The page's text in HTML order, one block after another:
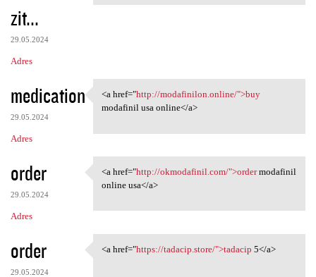
zit...
29.05.2024
Adres
medication
29.05.2024
Adres
<a href="http://modafinilon
<a href="http://modafinilon.online/">buy
modafinil usa online</a>
order
29.05.2024
Adres
<a href="http://okmodafinil
<a href="http://okmodafinil.com/">ordermodafinil
online usa</a>
order
29.05.2024
<a href="https://tadacip
<a href="https://tadacip.store/">tadacip 5</a>